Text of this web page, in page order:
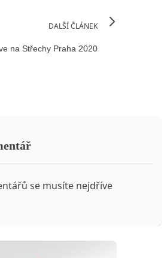
DALŠÍ ČLÁNEK
na Střechy Praha 2020
se musíte nejdříve